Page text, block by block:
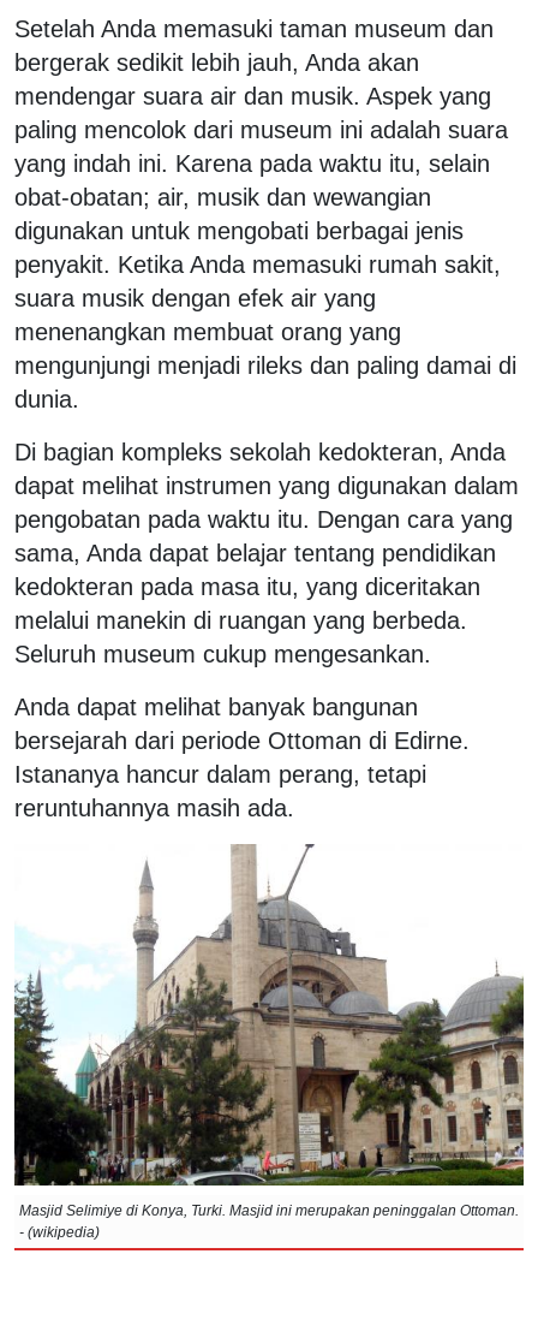
Setelah Anda memasuki taman museum dan
bergerak sedikit lebih jauh, Anda akan
mendengar suara air dan musik. Aspek yang
paling mencolok dari museum ini adalah suara
yang indah ini. Karena pada waktu itu, selain
obat-obatan; air, musik dan wewangian
digunakan untuk mengobati berbagai jenis
penyakit. Ketika Anda memasuki rumah sakit,
suara musik dengan efek air yang
menenangkan membuat orang yang
mengunjungi menjadi rileks dan paling damai di
dunia.
Di bagian kompleks sekolah kedokteran, Anda
dapat melihat instrumen yang digunakan dalam
pengobatan pada waktu itu. Dengan cara yang
sama, Anda dapat belajar tentang pendidikan
kedokteran pada masa itu, yang diceritakan
melalui manekin di ruangan yang berbeda.
Seluruh museum cukup mengesankan.
Anda dapat melihat banyak bangunan
bersejarah dari periode Ottoman di Edirne.
Istananya hancur dalam perang, tetapi
reruntuhannya masih ada.
Masjid Selimiye di Konya, Turki. Masjid ini merupakan peninggalan Ottoman.
- (wikipedia)